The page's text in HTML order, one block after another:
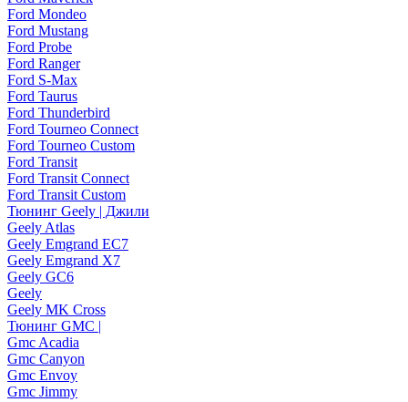
Ford Mondeo
Ford Mustang
Ford Probe
Ford Ranger
Ford S-Max
Ford Taurus
Ford Thunderbird
Ford Tourneo Connect
Ford Tourneo Custom
Ford Transit
Ford Transit Connect
Ford Transit Custom
Тюнинг Geely | Джили
Geely Atlas
Geely Emgrand EC7
Geely Emgrand X7
Geely GC6
Geely
Geely MK Cross
Тюнинг GMC |
Gmc Acadia
Gmc Canyon
Gmc Envoy
Gmc Jimmy